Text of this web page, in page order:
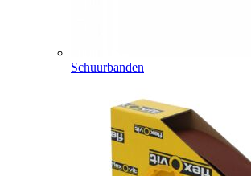
Schuurbanden